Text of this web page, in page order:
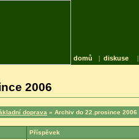
domů | diskuse |
2006
doprava » Archiv do 22.prosince 2006
Příspěvek